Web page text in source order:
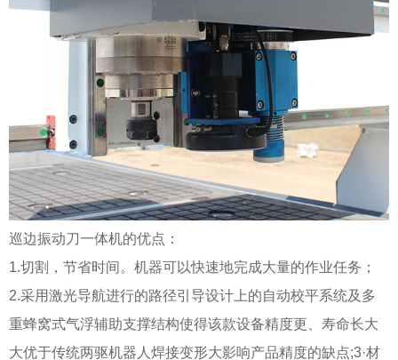
巡边振动刀一体机的优点：
1.切割，节省时间。机器可以快速地完成大量的作业任务；
2.采用激光导航进行的路径引导设计上的自动校平系统及多
重蜂窝式气浮辅助支撑结构使得该款设备精度更、寿命长大
大优于传统两驱机器人焊接变形大影响产品精度的缺点;3·材